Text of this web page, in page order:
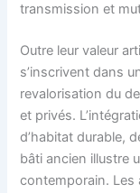
transmission et
Outre leur valeur
s’inscrivent dans
revalorisation du
et privés.
d’habitat durable,
bâti ancien illustre
contemporain. Les